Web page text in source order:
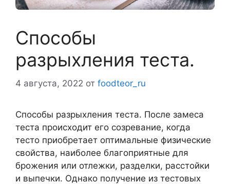
Способы
разрыхления теста.
4 августа, 2022 от foodteor_ru
Способы разрыхления теста. После замеса
теста происходит его созревание, когда
тесто приобретает оптимальные физические
свойства, наиболее благоприятные для
брожения или отлежки, разделки, расстойки
и выпечки. Однако получение из тестовых